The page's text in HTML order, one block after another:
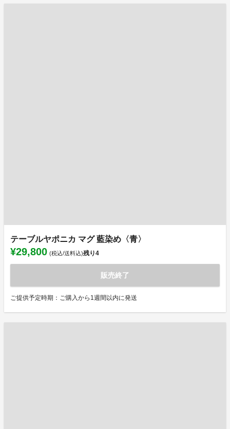
テーブルヤポニカ マグ 藍染め〈青〉
¥29,800 (税込/送料込)残り4
販売終了
ご提供予定時期：ご購入から1週間以内に発送